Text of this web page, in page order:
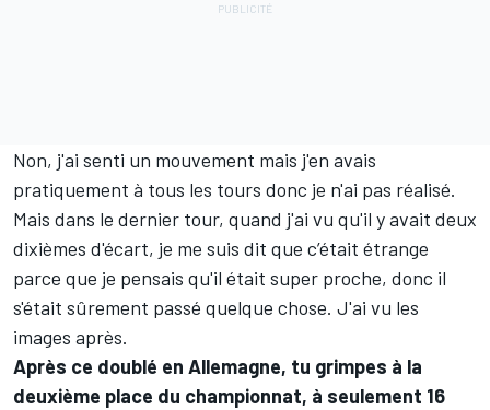
Non, j'ai senti un mouvement mais j'en avais
pratiquement à tous les tours donc je n'ai pas réalisé.
Mais dans le dernier tour, quand j'ai vu qu'il y avait deux
dixièmes d'écart, je me suis dit que c’était étrange
parce que je pensais qu'il était super proche, donc il
s'était sûrement passé quelque chose. J'ai vu les
images après.
Après ce doublé en Allemagne, tu grimpes à la
deuxième place du championnat, à seulement 16